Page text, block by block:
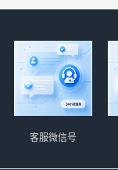
客服微信号